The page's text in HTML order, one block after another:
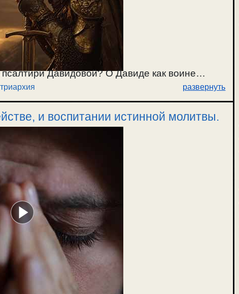
псалтири Давидовой? О Давиде как воине
чувств на молитве, при отсутствии
МП, омрачении ума в МП, и
развернуть
и воспитании истинной молитвы.